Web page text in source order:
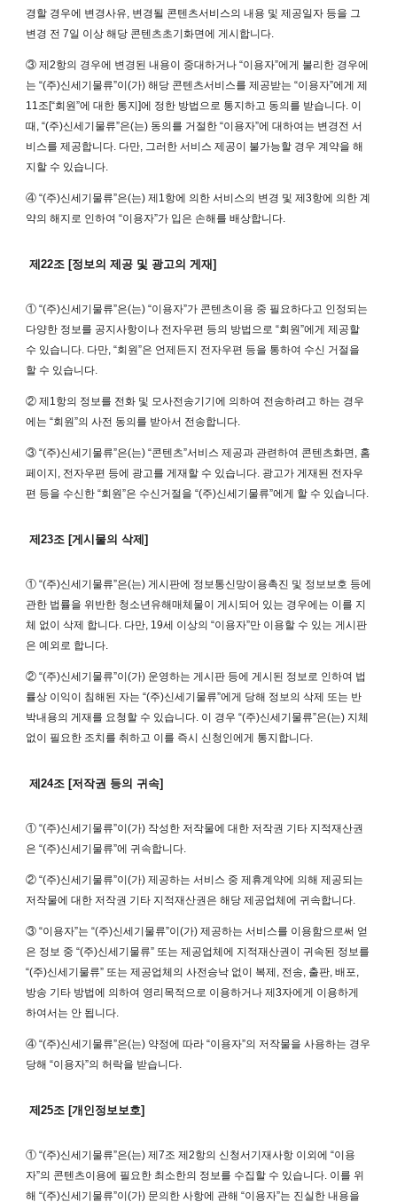
경할 경우에 변경사유, 변경될 콘텐츠서비스의 내용 및 제공일자 등을 그
변경 전 7일 이상 해당 콘텐츠초기화면에 게시합니다.
③ 제2항의 경우에 변경된 내용이 중대하거나 “이용자”에게 불리한 경우에
는 “(주)신세기물류”이(가) 해당 콘텐츠서비스를 제공받는 “이용자”에게 제
11조[“회원”에 대한 통지]에 정한 방법으로 통지하고 동의를 받습니다. 이
때, “(주)신세기물류”은(는) 동의를 거절한 “이용자”에 대하여는 변경전 서
비스를 제공합니다. 다만, 그러한 서비스 제공이 불가능할 경우 계약을 해
지할 수 있습니다.
④ “(주)신세기물류”은(는) 제1항에 의한 서비스의 변경 및 제3항에 의한 계
약의 해지로 인하여 “이용자”가 입은 손해를 배상합니다.
제22조 [정보의 제공 및 광고의 게재]
① “(주)신세기물류”은(는) “이용자”가 콘텐츠이용 중 필요하다고 인정되는
다양한 정보를 공지사항이나 전자우편 등의 방법으로 “회원”에게 제공할
수 있습니다. 다만, “회원”은 언제든지 전자우편 등을 통하여 수신 거절을
할 수 있습니다.
② 제1항의 정보를 전화 및 모사전송기기에 의하여 전송하려고 하는 경우
에는 “회원”의 사전 동의를 받아서 전송합니다.
③ “(주)신세기물류”은(는) “콘텐츠”서비스 제공과 관련하여 콘텐츠화면, 홈
페이지, 전자우편 등에 광고를 게재할 수 있습니다. 광고가 게재된 전자우
편 등을 수신한 “회원”은 수신거절을 “(주)신세기물류”에게 할 수 있습니다.
제23조 [게시물의 삭제]
① “(주)신세기물류”은(는) 게시판에 정보통신망이용촉진 및 정보보호 등에
관한 법률을 위반한 청소년유해매체물이 게시되어 있는 경우에는 이를 지
체 없이 삭제 합니다. 다만, 19세 이상의 “이용자”만 이용할 수 있는 게시판
은 예외로 합니다.
② “(주)신세기물류”이(가) 운영하는 게시판 등에 게시된 정보로 인하여 법
률상 이익이 침해된 자는 “(주)신세기물류”에게 당해 정보의 삭제 또는 반
박내용의 게재를 요청할 수 있습니다. 이 경우 “(주)신세기물류”은(는) 지체
없이 필요한 조치를 취하고 이를 즉시 신청인에게 통지합니다.
제24조 [저작권 등의 귀속]
① “(주)신세기물류”이(가) 작성한 저작물에 대한 저작권 기타 지적재산권
은 “(주)신세기물류”에 귀속합니다.
② “(주)신세기물류”이(가) 제공하는 서비스 중 제휴계약에 의해 제공되는
저작물에 대한 저작권 기타 지적재산권은 해당 제공업체에 귀속합니다.
③ “이용자”는 “(주)신세기물류”이(가) 제공하는 서비스를 이용함으로써 얻
은 정보 중 “(주)신세기물류” 또는 제공업체에 지적재산권이 귀속된 정보를
“(주)신세기물류” 또는 제공업체의 사전승낙 없이 복제, 전송, 출판, 배포,
방송 기타 방법에 의하여 영리목적으로 이용하거나 제3자에게 이용하게
하여서는 안 됩니다.
④ “(주)신세기물류”은(는) 약정에 따라 “이용자”의 저작물을 사용하는 경우
당해 “이용자”의 허락을 받습니다.
제25조 [개인정보보호]
① “(주)신세기물류”은(는) 제7조 제2항의 신청서기재사항 이외에 “이용
자”의 콘텐츠이용에 필요한 최소한의 정보를 수집할 수 있습니다. 이를 위
해 “(주)신세기물류”이(가) 문의한 사항에 관해 “이용자”는 진실한 내용을